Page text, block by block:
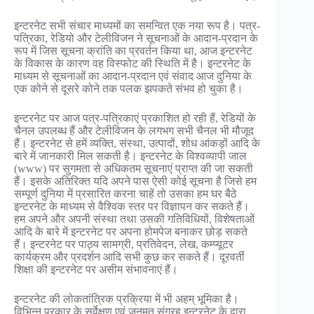
इन्टरनेट सभी संचार माध्यमों का समन्वित एक नया रूप है। पत्र-
पत्रिका, रेडियो और टेलीविजन ने सूचनाओं के आदान-प्रदान के
रूप में जिस सूचना क्रांति का प्रवर्तन किया था, आज इन्टरनेट
के विकास के कारण वह विस्फोट की स्थिति में है। इन्टरनेट के
माध्यम से सूचनाओं का आदान-प्रदान एवं संवाद आज दुनिया के
एक कोने से दूसरे कोने तक पलक झपकते संभव हो चुका है।
इन्टरनेट पर आज पत्र-पत्रिकाएं प्रकाशित हो रही हैं, रेडियों के
चैनल उपलब्ध हैं और टेलीविजन के लगभग सभी चैनल भी मौजूद
हैं। इन्टरनेट से हमें व्यक्ति, संस्था, उत्पादों, शोध आंकड़ों आदि के
बारे में जानकारी मिल सकती है। इन्टरनेट के विश्वव्यापी जाल
(www) पर सुगमता से अधिकतम सूचनाएं प्राप्त की जा सकती
हैं। इसके अतिरिक्त यदि अपने पास ऐसी कोई सूचना है जिसे हम
सम्पूर्ण दुनिया में प्रसारित करना चाहें तो उसका हम घर बैठे
इन्टरनेट के माध्यम से वैश्विक स्तर पर विज्ञापन कर सकते हैं।
हम अपने और अपनी संस्था तथा उसकी गतिविधियों, विशेषताओं
आदि के बारे में इन्टरनेट पर अपना होमपेज बनाकर छोड़ सकते
हैं। इन्टरनेट पर पाठ्य सामग्री, प्रतिवेदन, लेख, कम्प्यूटर
कार्यक्रम और प्रदर्शन आदि सभी कुछ कर सकते हैं। दूरवर्ती
शिक्षा की इन्टरनेट पर असीम संभावनाएं हैं।
इन्टरनेट की लोकतांत्रिक प्रक्रिया में भी अहम् भूमिका है।
विभिन्न प्रकार के सर्वेक्षण एवं जनमत संग्रह इन्टरनेट के द्वारा